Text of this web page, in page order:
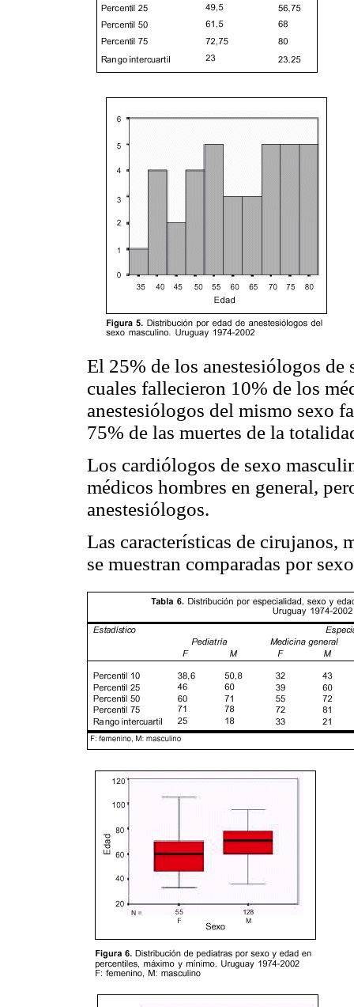
El 25% de los anestesiólogos de
cuales fallecieron 10% de los
anestesiólogos del mismo sexo
75% de las muertes de la
Los cardiólogos de sexo
médicos hombres en general,
anestesiólogos.
Las características de cirujanos,
se muestran comparadas por